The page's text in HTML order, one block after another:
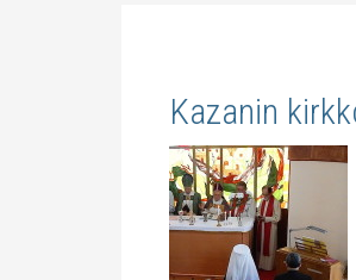
Kazanin